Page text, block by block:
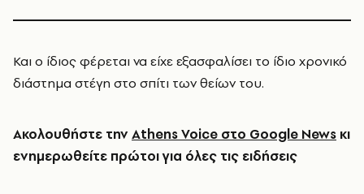
Και ο ίδιος φέρεται να είχε εξασφαλίσει το ίδιο χρονικό
διάστημα στέγη στο σπίτι των θείων του.
Ακολουθήστε την Athens Voice στο Google News κι
ενημερωθείτε πρώτοι για όλες τις ειδήσεις